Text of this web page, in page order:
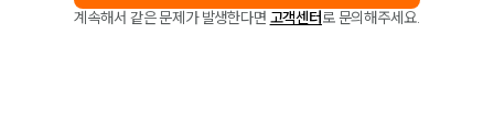
계속해서 같은 문제가 발생한다면 고객센터로 문의해주세요.